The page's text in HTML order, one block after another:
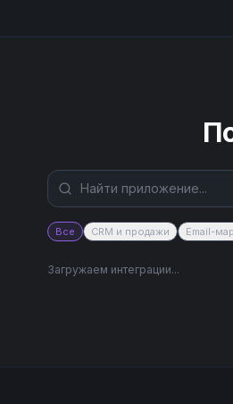
Все CRM и продажи Email-
Загружаем интеграции...